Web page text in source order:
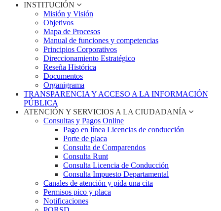
INSTITUCIÓN
Misión y Visión
Objetivos
Mapa de Procesos
Manual de funciones y competencias
Principios Corporativos
Direccionamiento Estratégico
Reseña Histórica
Documentos
Organigrama
TRANSPARENCIA Y ACCESO A LA INFORMACIÓN
PÚBLICA
ATENCIÓN Y SERVICIOS A LA CIUDADANÍA
Consultas y Pagos Online
Pago en línea Licencias de conducción
Porte de placa
Consulta de Comparendos
Consulta Runt
Consulta Licencia de Conducción
Consulta Impuesto Departamental
Canales de atención y pida una cita
Permisos pico y placa
Notificaciones